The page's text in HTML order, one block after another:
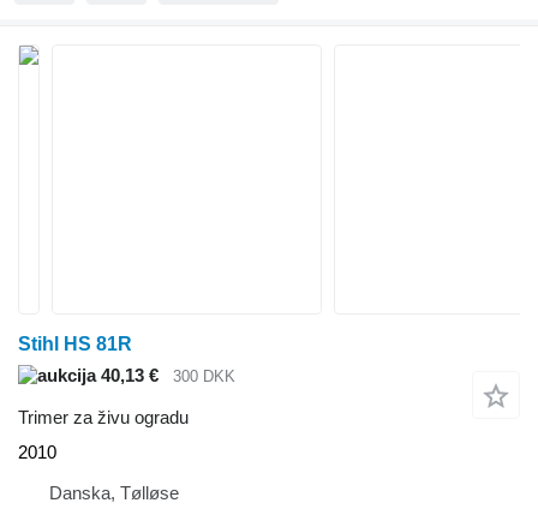
Stihl HS 81R
40,13 €
300 DKK
Trimer za živu ogradu
2010
Danska, Tølløse